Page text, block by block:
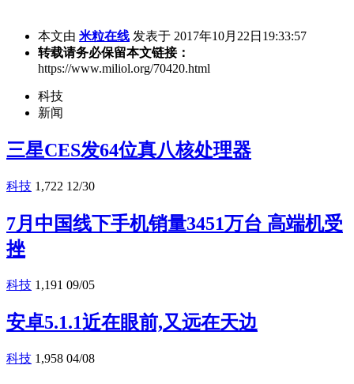
本文由 米粒在线 发表于 2017年10月22日19:33:57
转载请务必保留本文链接：
https://www.miliol.org/70420.html
科技
新闻
三星CES发64位真八核处理器
科技 1,722 12/30
7月中国线下手机销量3451万台 高端机受
挫
科技 1,191 09/05
安卓5.1.1近在眼前,又远在天边
科技 1,958 04/08